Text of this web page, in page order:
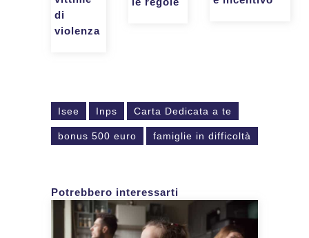
di
violenza
Isee Inps Carta Dedicata a te
bonus 500 euro famiglie in difficoltà
Potrebbero interessarti